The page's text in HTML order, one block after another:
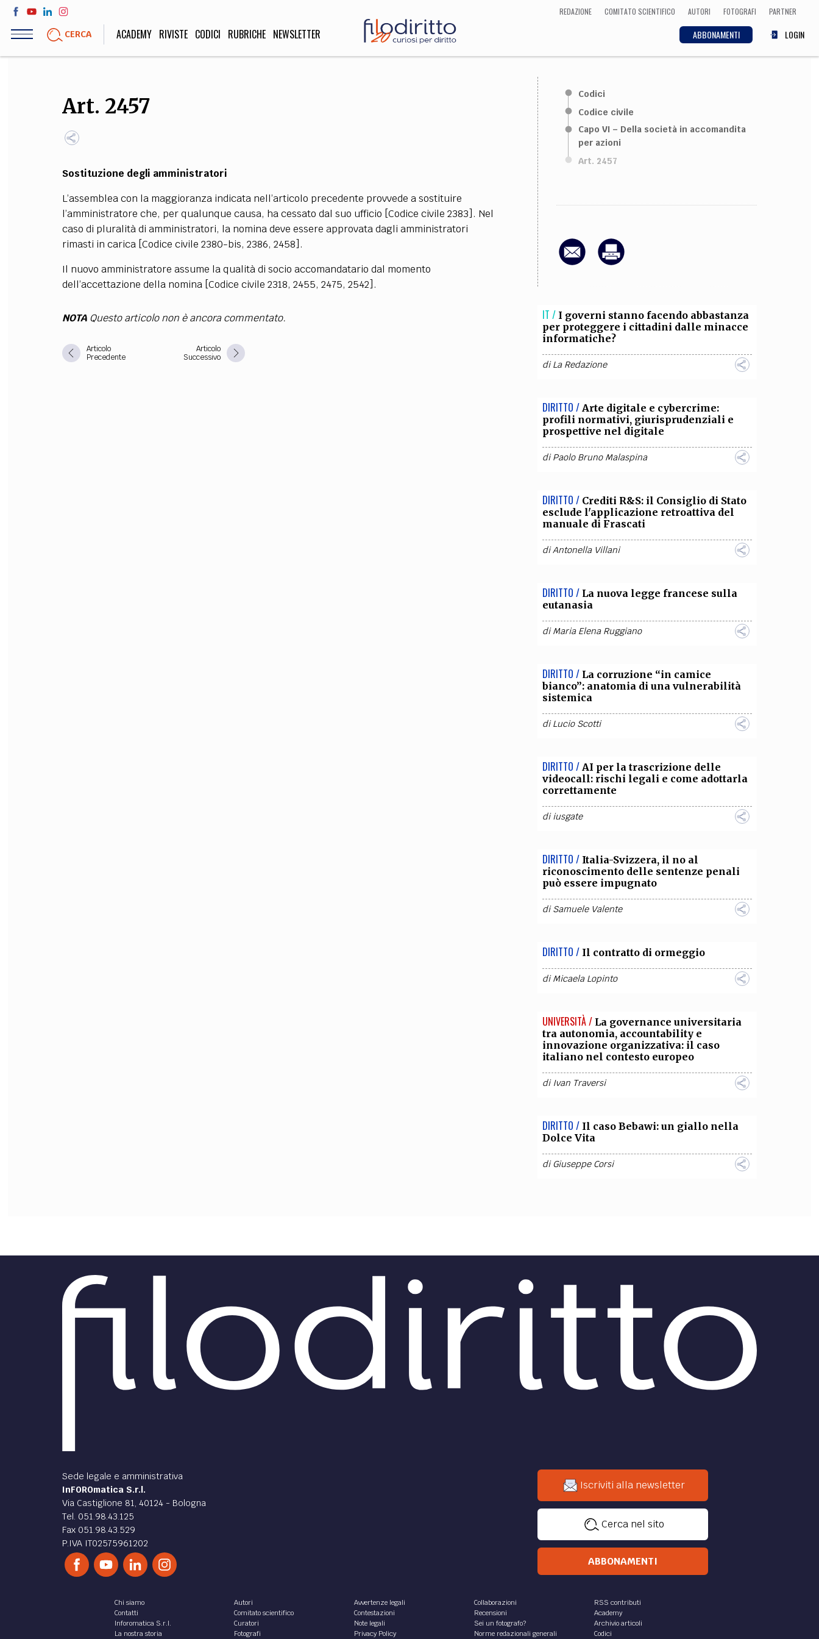
Salta
contenuto
REDAZIONE COMITATO SCIENTIFICO AUTORI FOTOGRAFI PARTNER
CERCA ABBONAMENTI LOGIN
ACADEMY RIVISTE CODICI RUBRICHE NEWSLETTER
LIFE STYLE
Sport, Cucina, Viaggi,
Moda
ECONOMIA
Biologia, Cifrematica,
Medicina
STORIA E FILOSOFIA
Scienze storiche,
umanistiche, Religione
INNOVAZIONE
Scienze informatiche,
Architettura, Ingegneria
Arte, Cinema, Musica,
TEAM
Art. 2457
Sostituzione degli amministratori
L’assemblea con la maggioranza indicata nell’articolo precedente provvede a sostituire
l’amministratore che, per qualunque causa, ha cessato dal suo ufficio [Codice civile 2383]. Nel
caso di pluralità di amministratori, la nomina deve essere approvata dagli amministratori
rimasti in carica [Codice civile 2380-bis, 2386, 2458].
Il nuovo amministratore assume la qualità di socio accomandatario dal momento
dell’accettazione della nomina [Codice civile 2318, 2455, 2475, 2542].
NOTAQuesto articolo non è ancora commentato.
Articolo
Precedente
Articolo
Successivo
Codici
Codice civile
Capo VI – Della società in accomandita
per azioni
Art. 2457
IT / I governi stanno facendo abbastanza
per proteggere i cittadini dalle minacce
informatiche?
diLa Redazione
DIRITTO / Arte digitale e cybercrime:
profili normativi, giurisprudenziali e
prospettive nel digitale
diPaolo Bruno Malaspina
DIRITTO / Crediti R&S: il Consiglio di Stato
esclude l'applicazione retroattiva del
manuale di Frascati
diAntonella Villani
DIRITTO / La nuova legge francese sulla
eutanasia
diMaria Elena Ruggiano
DIRITTO / La corruzione “in camice
bianco”: anatomia di una vulnerabilità
sistemica
diLucio Scotti
DIRITTO / AI per la trascrizione delle
videocall: rischi legali e come adottarla
correttamente
diiusgate
DIRITTO / Italia-Svizzera, il no al
riconoscimento delle sentenze penali
può essere impugnato
diSamuele Valente
DIRITTO / Il contratto di ormeggio
diMicaela Lopinto
UNIVERSITÀ / La governance universitaria
tra autonomia, accountability e
innovazione organizzativa: il caso
italiano nel contesto europeo
di Ivan Traversi
DIRITTO / Il caso Bebawi: un giallo nella
Dolce Vita
diGiuseppe Corsi
Sede legale e amministrativa
InFOROmatica S.r.l.
Via Castiglione 81, 40124 - Bologna
Tel. 051.98.43.125
Fax 051.98.43.529
P.IVA IT02575961202
Iscriviti alla newsletter
Cerca nel sito
ABBONAMENTI
Chi siamo
Contatti
Inforomatica S.r.l.
La nostra storia
Autori
Comitato scientifico
Curatori
Fotografi
Avvertenze legali
Contestazioni
Note legali
Privacy Policy
Collaborazioni
Recensioni
Sei un fotografo?
Norme redazionali generali
RSS contributi
Academy
Archivio articoli
Codici